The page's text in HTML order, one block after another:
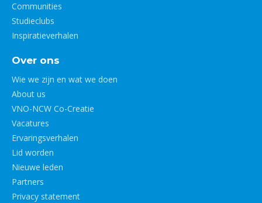
Communities
Studieclubs
Inspiratieverhalen
Over ons
Wie we zijn en wat we doen
About us
VNO-NCW Co-Creatie
Vacatures
Ervaringsverhalen
Lid worden
Nieuwe leden
Partners
Privacy statement